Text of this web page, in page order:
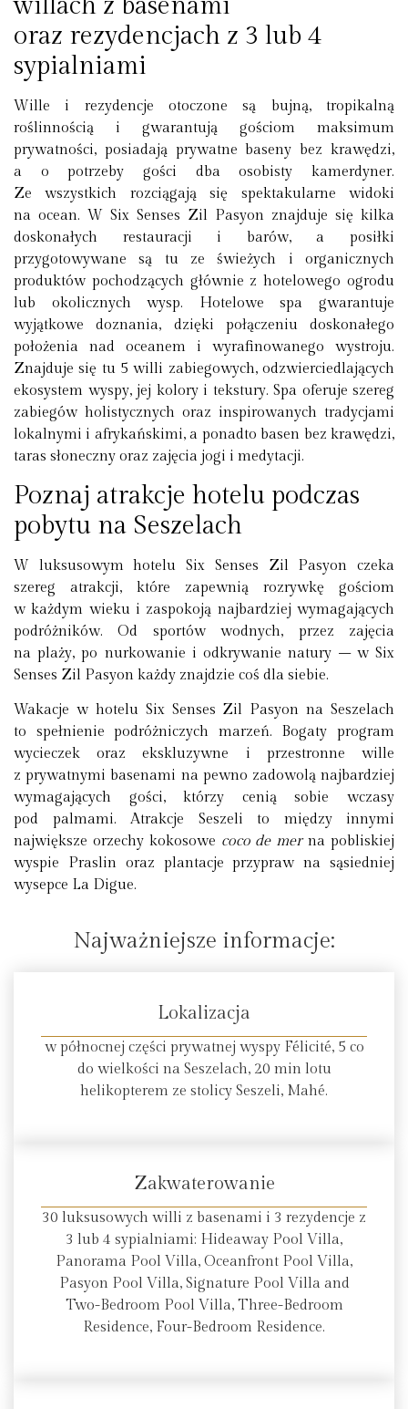
oraz rezydencjach z 3 lub 4
sypialniami
Wille i rezydencje otoczone są bujną, tropikalną
roślinnością i gwarantują gościom maksimum
prywatności, posiadają prywatne baseny bez krawędzi,
a o potrzeby gości dba osobisty kamerdyner.
Ze wszystkich rozciągają się spektakularne widoki
na ocean. W Six Senses Zil Pasyon znajduje się kilka
doskonałych restauracji i barów, a posiłki
przygotowywane są tu ze świeżych i organicznych
produktów pochodzących głównie z hotelowego ogrodu
lub okolicznych wysp. Hotelowe spa gwarantuje
wyjątkowe doznania, dzięki połączeniu doskonałego
położenia nad oceanem i wyrafinowanego wystroju.
Znajduje się tu 5 willi zabiegowych, odzwierciedlających
ekosystem wyspy, jej kolory i tekstury. Spa oferuje szereg
zabiegów holistycznych oraz inspirowanych tradycjami
lokalnymi i afrykańskimi, a ponadto basen bez krawędzi,
taras słoneczny oraz zajęcia jogi i medytacji.
Poznaj atrakcje hotelu podczas
pobytu na Seszelach
W luksusowym hotelu Six Senses Zil Pasyon czeka
szereg atrakcji, które zapewnią rozrywkę gościom
w każdym wieku i zaspokoją najbardziej wymagających
podróżników. Od sportów wodnych, przez zajęcia
na plaży, po nurkowanie i odkrywanie natury – w Six
Senses Zil Pasyon każdy znajdzie coś dla siebie.
Wakacje w hotelu Six Senses Zil Pasyon na Seszelach
to spełnienie podróżniczych marzeń. Bogaty program
wycieczek oraz ekskluzywne i przestronne wille
z prywatnymi basenami na pewno zadowolą najbardziej
wymagających gości, którzy cenią sobie wczasy
pod palmami. Atrakcje Seszeli to między innymi
największe orzechy kokosowe coco de merna pobliskiej
wyspie Praslin oraz plantacje przypraw na sąsiedniej
wysepce La Digue.
Najważniejsze informacje:
Lokalizacja
w północnej części prywatnej wyspy Félicité, 5 co
do wielkości na Seszelach, 20 min lotu
helikopterem ze stolicy Seszeli, Mahé.
Zakwaterowanie
30 luksusowych willi z basenami i 3 rezydencje z
3 lub 4 sypialniami: Hideaway Pool Villa,
Panorama Pool Villa, Oceanfront Pool Villa,
Pasyon Pool Villa, Signature Pool Villa and
Two-Bedroom Pool Villa, Three-Bedroom
Residence, Four-Bedroom Residence.